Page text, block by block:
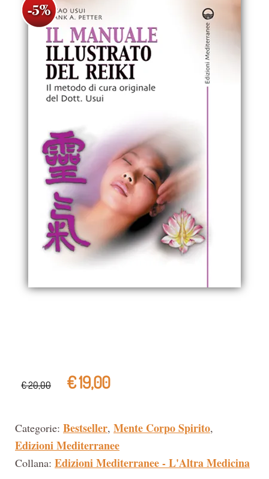
€ 20,00 € 19,00
Categorie: Bestseller, Mente Corpo Spirito,
Edizioni Mediterranee
Collana: Edizioni Mediterranee - L'Altra Medicina